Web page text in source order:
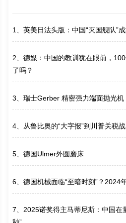
1、英美日法头版：中国“灭国舰队”
2、德媒：中国的教训犹在眼前，
了吗？
3、瑞士Gerber 精密强力端面抛光机
4、 从鲁比奥的“大字报”到川普关税
5、德国Ulmer外圆磨床
6、德国机械面临“至暗时刻”？2024
7、 2025诺奖得主马蒂尼斯：中国在